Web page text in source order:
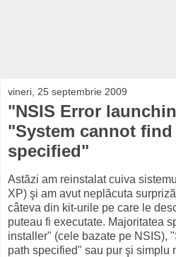
vineri, 25 septembrie 2009
"NSIS Error
"System cannot
specified"
Astăzi am reinstalat cuiva
XP) şi am avut neplăcuta
câteva din kit-urile pe care le
puteau fi executate. Majoritatea
installer" (cele bazate pe NSIS),
path specified" sau pur şi simplu